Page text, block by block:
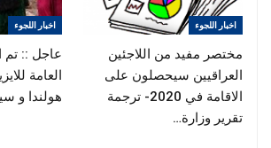
اخبار اللجوء
مختصر مفيد من اللاجئين
العراقيين سيحصلون على
الاقامة في 2020- ترجمة
تقرير وزارة…
اخبار اللجوء
عاجل :: تم
العامة
هولندا و